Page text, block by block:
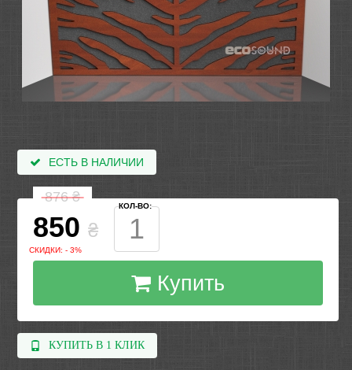
ЕСТЬ В НАЛИЧИИ
876₴
850 ₴
СКИДКИ: - 3%
КОЛ-ВО:
Купить
КУПИТЬ В 1 КЛИК